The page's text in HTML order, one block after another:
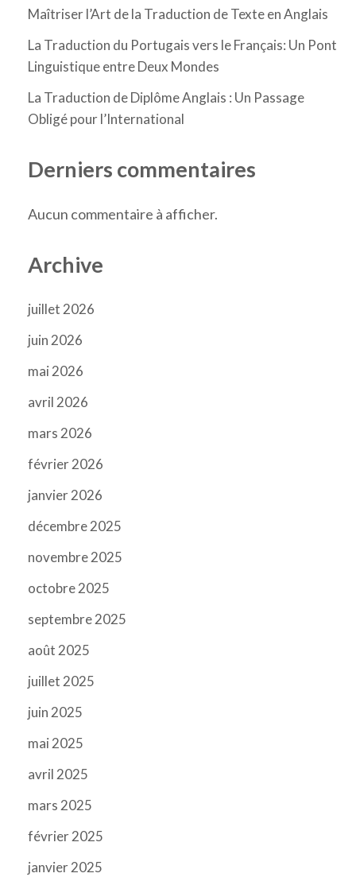
Maîtriser l’Art de la Traduction de Texte en Anglais
La Traduction du Portugais vers le Français: Un Pont
Linguistique entre Deux Mondes
La Traduction de Diplôme Anglais : Un Passage
Obligé pour l’International
Derniers commentaires
Aucun commentaire à afficher.
Archive
juillet 2026
juin 2026
mai 2026
avril 2026
mars 2026
février 2026
janvier 2026
décembre 2025
novembre 2025
octobre 2025
septembre 2025
août 2025
juillet 2025
juin 2025
mai 2025
avril 2025
mars 2025
février 2025
janvier 2025